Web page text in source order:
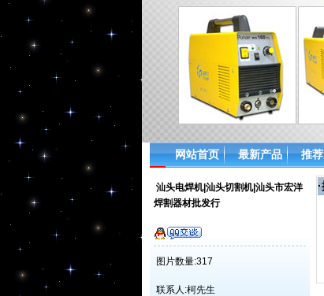
网站首页 最新产品 推
汕头电焊机|汕头切割机|汕头市宏洋
焊割器材批发行
图片数量:317
联系人:柯先生
·